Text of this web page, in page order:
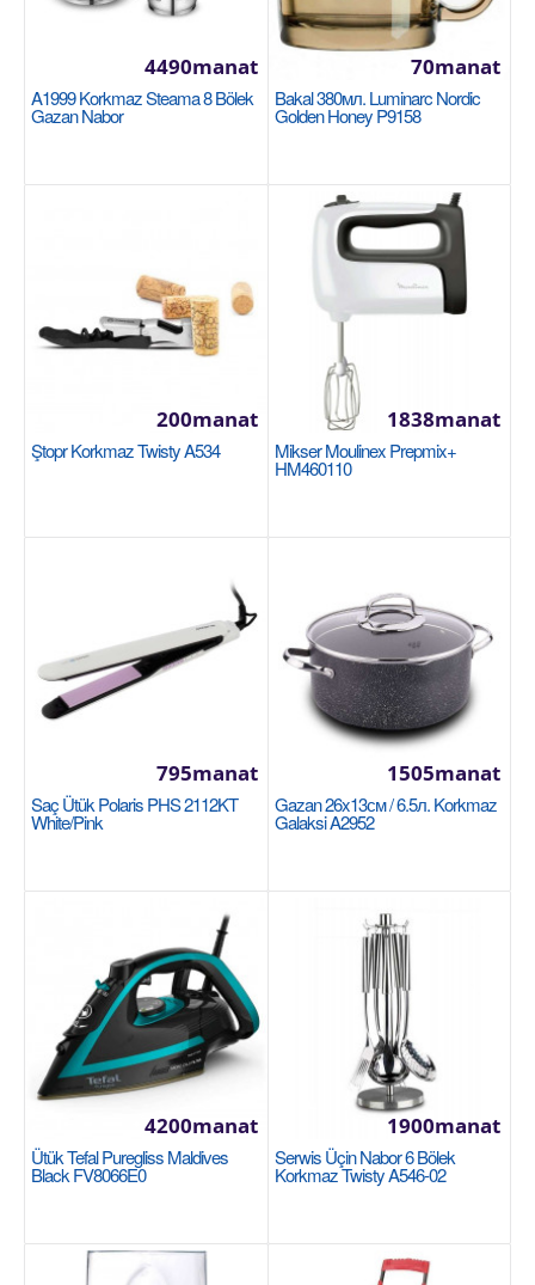
Stakan nabor 2шт. 250ml. Luminarc Roman
Golden Chameleon O0578
LUMINARC
В наборе: стакан (2 шт.) Назначение: для холодных
напитков/воды Материал: стекло Объем посуды
д..
Sebede Goş
Garşylaşdyrmaga goş
Halananlara goş
Bakal nabor 350мл. 6шт. Luminarc Signature
J0012
LUMINARC
Набор включает 6 изящных бокалов,
выполненных из прозрачного стекла. Они помогут
достойно оформить..
Availability
A1999 Korkmaz Steama 8 Bölek
Gazan Nabor
4490manat
Bakal 380мл. Luminarc Nordic
Golden Honey P9158
70manat
Ştopr Korkmaz Twisty A534
200manat
Mikser Moulinex Prepmix+
HM460110
1838manat
Saç Ütük Polaris PHS 2112KT
White/pink
795manat
Gazan 26x13см / 6.5л. Korkmaz
Galaksi A2952
1505manat
Ütük Tefal Puregliss Maldives
Black FV8066E0
4200manat
Serwis Üçin Nabor 6 Bölek
Korkmaz Twisty ​A546-02
1900manat